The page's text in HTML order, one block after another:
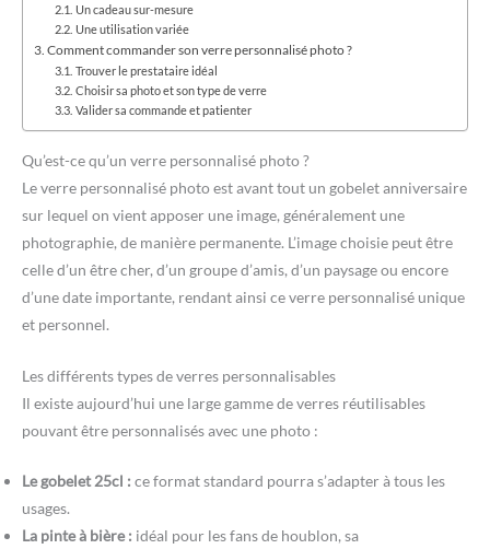
Un cadeau sur-mesure
Une utilisation variée
Comment commander son verre personnalisé photo ?
Trouver le prestataire idéal
Choisir sa photo et son type de verre
Valider sa commande et patienter
Qu’est-ce qu’un verre personnalisé photo ?
Le verre personnalisé photo est avant tout un gobelet anniversaire
sur lequel on vient apposer une image, généralement une
photographie, de manière permanente. L’image choisie peut être
celle d’un être cher, d’un groupe d’amis, d’un paysage ou encore
d’une date importante, rendant ainsi ce verre personnalisé unique
et personnel.
Les différents types de verres personnalisables
Il existe aujourd’hui une large gamme de verres réutilisables
pouvant être personnalisés avec une photo :
Le gobelet 25cl : ce format standard pourra s’adapter à tous les
usages.
La pinte à bière : idéal pour les fans de houblon, sa